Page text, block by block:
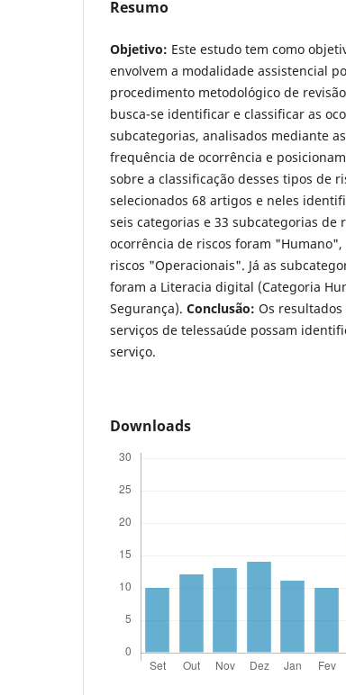
Resumo
Objetivo: Este estudo tem como
envolvem a modalidade assistencial
procedimento metodológico de
busca-se identificar e classificar as
subcategorias, analisados mediante
frequência de ocorrência e
sobre a classificação desses tipos de
selecionados 68 artigos e neles
seis categorias e 33 subcategorias de
ocorrência de riscos foram
riscos "Operacionais". Já as
foram a Literacia digital (Categoria
Segurança). Conclusão: Os
serviços de telessaúde possam
serviço.
Downloads